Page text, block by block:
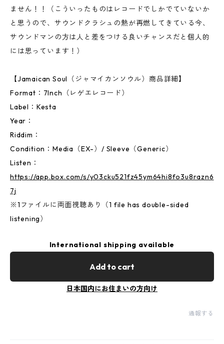
ません！！（こういったものはレコードでしかでていないか
と思うので、サウンドクラシュの熱が再燃してきている今、
サウンドマンの方は人と差をつける良いチャンスだと個人的
には思っています！）
【Jamaican Soul（ジャマイカンソウル）商品詳細】
Format：7Inch（レゲエレコード）
Label：Kesta
Year：
Riddim：
Condition：Media（EX-）/ Sleeve（Generic）
Listen：
https://app.box.com/s/y03cku521fz45ym64hi8fo3u8razn6
7j
※1ファイルに両面視聴あり（1 file has double-sided
listening）
International shipping available
Add to cart
日本国内にお住まいの方向け
通報する